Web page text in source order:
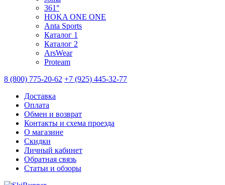
361°
HOKA ONE ONE
Anta Sports
Каталог 1
Каталог 2
ArsWear
Proteam
8 (800) 775-20-62 +7 (925) 445-32-77
Доставка
Оплата
Обмен и возврат
Контакты и схема проезда
О магазине
Скидки
Личный кабинет
Обратная связь
Статьи и обзоры